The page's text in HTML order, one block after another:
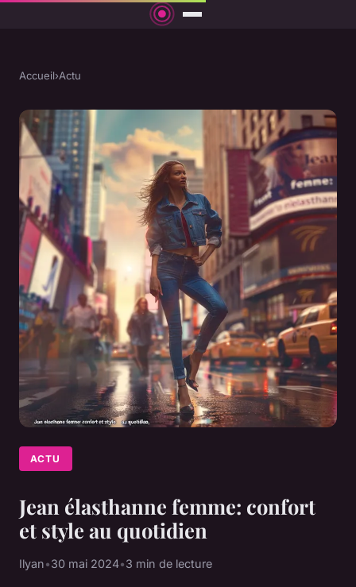
Accueil›Actu
ACTU
Jean élasthanne femme: confort
et style au quotidien
Ilyan•30 mai 2024•3 min de lecture